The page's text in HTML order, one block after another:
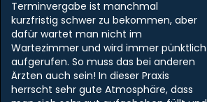
Terminvergabe ist manchmal
kurzfristig schwer zu bekommen, aber
dafür wartet man nicht im
Wartezimmer und wird immer pünktlich
aufgerufen. So muss das bei anderen
Ärzten auch sein! In dieser Praxis
herrscht sehr gute Atmosphäre, dass